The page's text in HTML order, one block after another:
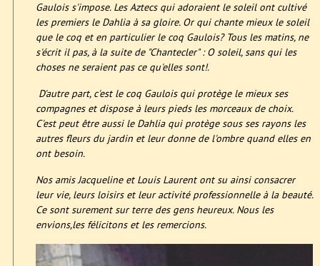
Gaulois s'impose. Les Aztecs qui adoraient le soleil ont cultivé
les premiers le Dahlia à sa gloire. Or qui chante mieux le soleil
que le coq et en particulier le coq Gaulois? Tous les matins, ne
s'écrit il pas, à la suite de "Chantecler" : O soleil, sans qui les
choses ne seraient pas ce qu'elles sont!.
D'autre part, c'est le coq Gaulois qui protège le mieux ses
compagnes et dispose à leurs pieds les morceaux de choix.
C'est peut être aussi le Dahlia qui protège sous ses rayons les
autres fleurs du jardin et leur donne de l'ombre quand elles en
ont besoin.
Nos amis Jacqueline et Louis Laurent ont su ainsi consacrer
leur vie, leurs loisirs et leur activité professionnelle à la beauté.
Ce sont surement sur terre des gens heureux. Nous les
envions,les félicitons et les remercions.